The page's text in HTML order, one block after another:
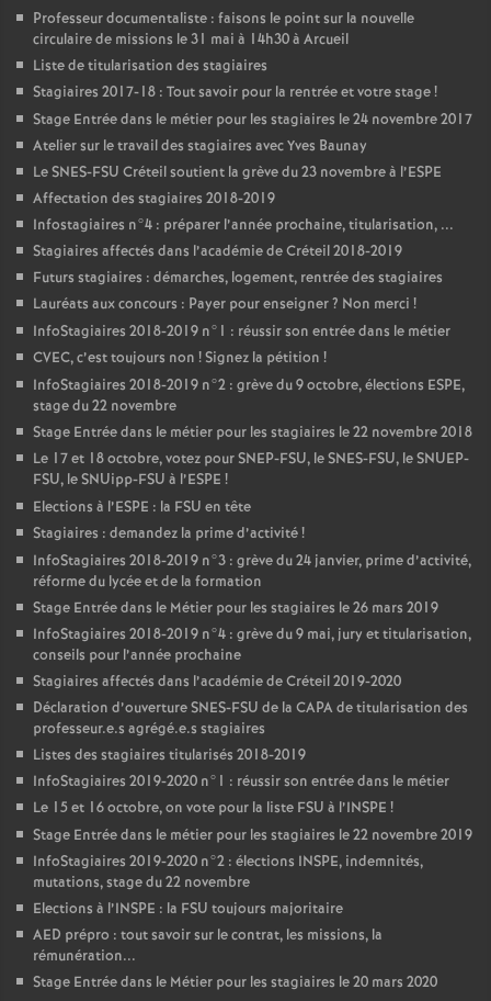
Professeur documentaliste : faisons le point sur la nouvelle
circulaire de missions le 31 mai à 14h30 à Arcueil
Liste de titularisation des stagiaires
Stagiaires 2017-18 : Tout savoir pour la rentrée et votre stage!
Stage Entrée dans le métier pour les stagiaires le 24 novembre 2017
Atelier sur le travail des stagiaires avec Yves Baunay
LeSNES-FSU Créteil soutient la grève du 23 novembre à l’ESPE
Affectation des stagiaires 2018-2019
Infostagiaires n°4 : préparer l’année prochaine, titularisation, ...
Stagiaires affectés dans l’académie de Créteil 2018-2019
Futurs stagiaires : démarches, logement, rentrée des stagiaires
Lauréats aux concours : Payer pour enseigner? Non merci !
InfoStagiaires 2018-2019 n°1 : réussir son entrée dans le métier
CVEC, c’est toujours non ! Signez la pétition !
InfoStagiaires 2018-2019 n°2 : grève du 9 octobre, élections ESPE,
stage du 22 novembre
Stage Entrée dans le métier pour les stagiaires le 22 novembre 2018
Le 17 et 18 octobre, votez pourSNEP-FSU, leSNES-FSU, leSNUEP-
FSU, le SNUipp-FSU à l’ESPE !
Elections à l’ESPE : la FSU en tête
Stagiaires : demandez la prime d’activité!
InfoStagiaires 2018-2019 n°3 : grève du 24 janvier, prime d’activité,
réforme du lycée et de la formation
Stage Entrée dans le Métier pour les stagiaires le 26 mars 2019
InfoStagiaires 2018-2019 n°4 : grève du 9 mai, jury et titularisation,
conseils pour l’année prochaine
Stagiaires affectés dans l’académie de Créteil 2019-2020
Déclaration d’ouvertureSNES-FSU de la CAPAde titularisation des
professeur.e.s agrégé.e.s stagiaires
Listes des stagiaires titularisés 2018-2019
InfoStagiaires 2019-2020 n°1 : réussir son entrée dans le métier
Le 15 et 16 octobre, on vote pour la liste FSU à l’INSPE !
Stage Entrée dans le métier pour les stagiaires le 22 novembre 2019
InfoStagiaires 2019-2020 n°2 : élections INSPE, indemnités,
mutations, stage du 22 novembre
Elections à l’INSPE : la FSU toujours majoritaire
AED prépro : tout savoir sur le contrat, les missions, la
rémunération...
Stage Entrée dans le Métier pour les stagiaires le 20 mars 2020